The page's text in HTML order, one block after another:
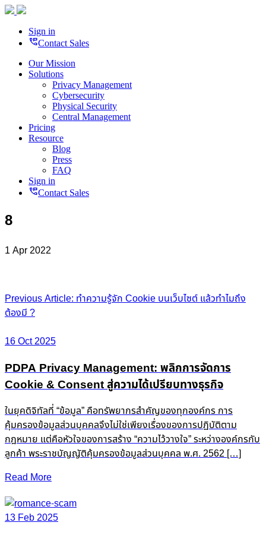
Sign in
perm_phone_msgContact Sales
Our Mission
Solutions
Privacy Management
Cybersecurity
Physical Security
Central Management
Pricing
Resource
Blog
Press
FAQ
Sign in
perm_phone_msgContact Sales
8
1 Apr 2022
Post
navigation
Previous Article: ทำความรู้จัก Cookie บนเว็บไซต์ แล้วทำไมถึง
ต้องมี ?
16 Oct 2025
PDPA Privacy Management: พลิกการจัดการ
Cookie & Consent สู่ความได้เปรียบทางธุรกิจ
ในยุคดิจิทัลที่ “ข้อมูล” คือทรัพยากรสำคัญของทุกองค์กร การ
คุ้มครองข้อมูลส่วนบุคคลจึงไม่ใช่เพียงเรื่องของการปฏิบัติตาม
กฎหมาย แต่คือหัวใจของการสร้าง “ความไว้วางใจ” ระหว่างองค์กรกับ
ลูกค้า พระราชบัญญัติคุ้มครองข้อมูลส่วนบุคคล พ.ศ. 2562 […]
Read More
13 Feb 2025